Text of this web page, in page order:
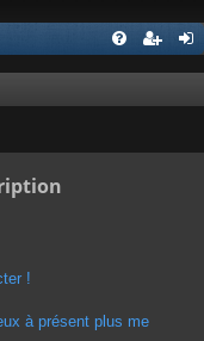
!
à présent plus me